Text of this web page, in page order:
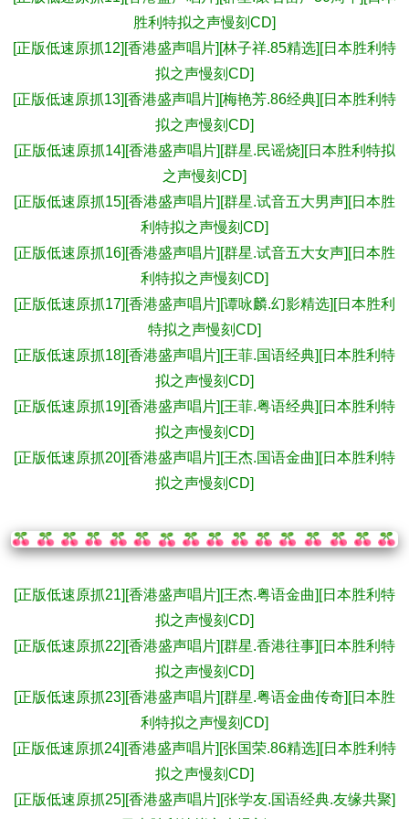
胜利特拟之声慢刻CD]
[正版低速原抓12][香港盛声唱片][林子祥.85精选][日本胜利特
拟之声慢刻CD]
[正版低速原抓13][香港盛声唱片][梅艳芳.86经典][日本胜利特
拟之声慢刻CD]
[正版低速原抓14][香港盛声唱片][群星.民谣烧][日本胜利特拟
之声慢刻CD]
[正版低速原抓15][香港盛声唱片][群星.试音五大男声][日本胜
利特拟之声慢刻CD]
[正版低速原抓16][香港盛声唱片][群星.试音五大女声][日本胜
利特拟之声慢刻CD]
[正版低速原抓17][香港盛声唱片][谭咏麟.幻影精选][日本胜利
特拟之声慢刻CD]
[正版低速原抓18][香港盛声唱片][王菲.国语经典][日本胜利特
拟之声慢刻CD]
[正版低速原抓19][香港盛声唱片][王菲.粤语经典][日本胜利特
拟之声慢刻CD]
[正版低速原抓20][香港盛声唱片][王杰.国语金曲][日本胜利特
拟之声慢刻CD]
[正版低速原抓21][香港盛声唱片][王杰.粤语金曲][日本胜利特
拟之声慢刻CD]
[正版低速原抓22][香港盛声唱片][群星.香港往事][日本胜利特
拟之声慢刻CD]
[正版低速原抓23][香港盛声唱片][群星.粤语金曲传奇][日本胜
利特拟之声慢刻CD]
[正版低速原抓24][香港盛声唱片][张国荣.86精选][日本胜利特
拟之声慢刻CD]
[正版低速原抓25][香港盛声唱片][张学友.国语经典.友缘共聚]